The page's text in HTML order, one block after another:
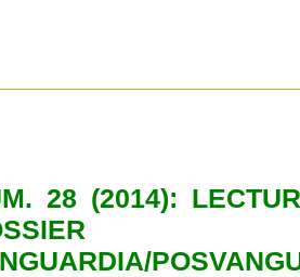
28 (2014):